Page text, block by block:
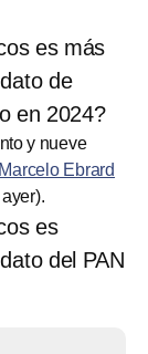
es más
de
en 2024?
y nueve
Marcelo Ebrard
es
del PAN